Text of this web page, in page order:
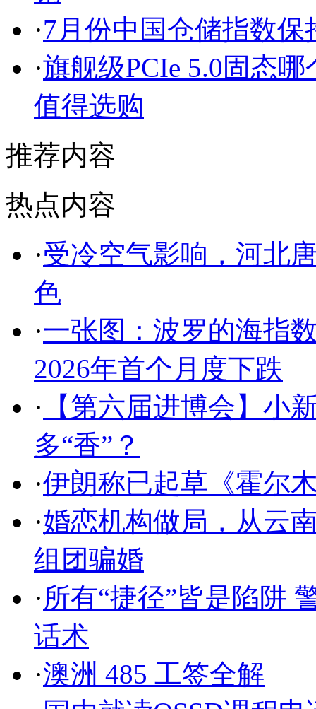
·7月份中国仓储指数
·旗舰级PCIe 5.0固态
值得选购
推荐内容
热点内容
·受冷空气影响，河北
色
·一张图：波罗的海指
2026年首个月度下跌
· 【第六届进博会】小
多“香”？
·伊朗称已起草《霍尔
·婚恋机构做局，从云
组团骗婚
·所有“捷径”皆是陷阱
话术
·澳洲 485 工签全解